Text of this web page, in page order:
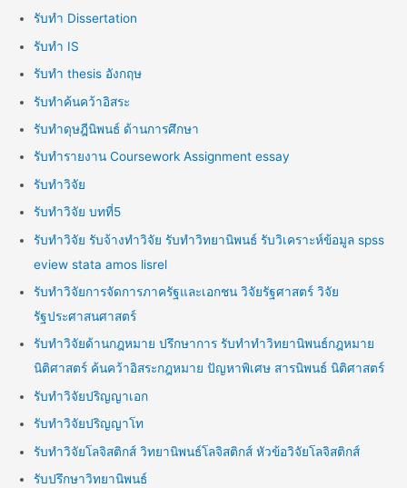
รับทำ Dissertation
รับทำ IS
รับทำ thesis อังกฤษ
รับทำค้นคว้าอิสระ
รับทำดุษฎีนิพนธ์ ด้านการศึกษา
รับทำรายงาน Coursework Assignment essay
รับทำวิจัย
รับทำวิจัย บทที่5
รับทำวิจัย รับจ้างทำวิจัย รับทำวิทยานิพนธ์ รับวิเคราะห์ข้อมูล spss
eview stata amos lisrel
รับทำวิจัยการจัดการภาครัฐและเอกชน วิจัยรัฐศาสตร์ วิจัย
รัฐประศาสนศาสตร์
รับทำวิจัยด้านกฎหมาย ปรึกษาการ รับทำทำวิทยานิพนธ์กฎหมาย
นิติศาสตร์ ค้นคว้าอิสระกฎหมาย ปัญหาพิเศษ สารนิพนธ์ นิติศาสตร์
รับทำวิจัยปริญญาเอก
รับทำวิจัยปริญญาโท
รับทำวิจัยโลจิสติกส์ วิทยานิพนธ์โลจิสติกส์ หัวข้อวิจัยโลจิสติกส์
รับปรึกษาวิทยานิพนธ์